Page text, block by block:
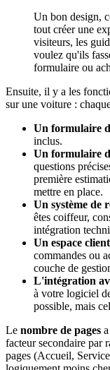
Un bon design,
tout créer une
visiteurs, les
voulez qu'ils
formulaire ou
Ensuite, il y a les
sur une voiture :
Un formulaire
inclus.
Un formulaire
questions
première
mettre en place.
Un système de
êtes coiffeur,
intégration
Un espace
commandes ou
couche de
L'intégration
à votre logiciel
possible, mais
Le nombre de pages
facteur secondaire par
pages (Accueil,